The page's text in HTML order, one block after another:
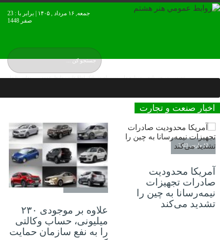
تماس با ما
ثبت نام در بانک اطلاعات روابط عمومی
درباره ما عضويت در خبرنامه
جمعه, ۱۶ مرداد , ۱۴۰۵ | برابر با : 23
صفر 1448
اخبار صنعت و تجارت
12 مارس 2023
آمریکا محدودیت
صادرات تجهیزات
نیمه‌رسانا به چین را
تشدید می‌کند
12 مارس 2023
علاوه بر موجودی ۲۳۰
میلیونی، حساب وکالتی
را به‌ نفع سازمان حمایت